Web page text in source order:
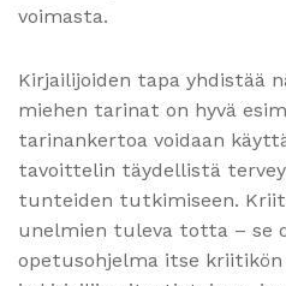
voimasta.
Kirjailijoiden tapa yhdistää
miehen tarinat on hyvä
tarinankertoa voidaan
tavoittelin täydellistä
tunteiden tutkimiseen.
unelmien tuleva totta – se
opetusohjelma itse